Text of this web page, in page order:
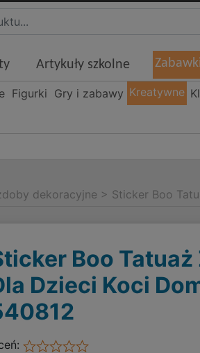
Artykuły szkolne Zabawki
Figurki Gry i zabawy Kreatywne
dekoracyjne > Sticker Boo
Boo
Dzieci Koci